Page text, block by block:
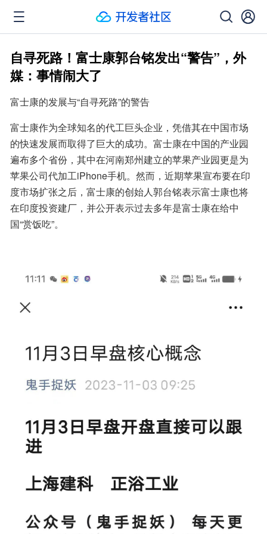
自寻死路！富士康郭台铭发出“警告”，外
媒：事情闹大了
富士康的发展与“自寻死路”的警告
富士康作为全球知名的代工巨头企业，凭借其在中国市场
的快速发展而取得了巨大的成功。富士康在中国的产业园
遍布多个省份，其中在河南郑州建立的苹果产业园更是为
苹果公司代加工iPhone手机。然而，近期苹果宣布要在印
度市场扩张之后，富士康的创始人郭台铭表示富士康也将
在印度投资建厂，并公开表示过去多年是富士康在给中
国“赏饭吃”。